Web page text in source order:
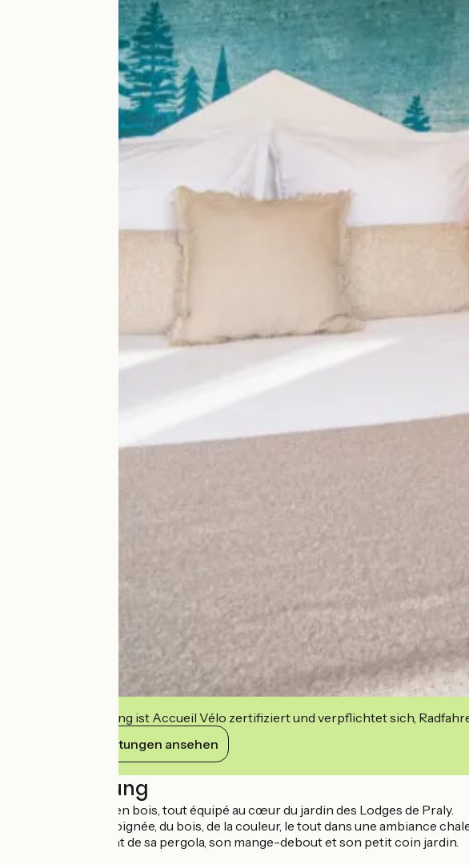
Diese Einrichtung ist Accueil Vélo zertifiziert und verpflichtet sich,
Ihre Verpflichtungen ansehen
Beschreibung
Charmant chalet en bois, tout équipé au cœur du jardin des Lodges de Praly.
Une décoration soignée, du bois, de la couleur, le tout dans une ambiance
Profitez également de sa pergola, son mange-debout et son petit coin jardin.